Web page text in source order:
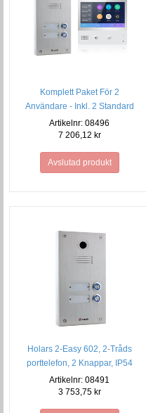
Komplett Paket För 2
Användare - Inkl. 2 Standard
monitorer
Artikelnr: 08496
7 206,12 kr
Avslutad produkt
Holars 2-Easy 602, 2-Tråds
porttelefon, 2 Knappar, IP54
Artikelnr: 08491
3 753,75 kr